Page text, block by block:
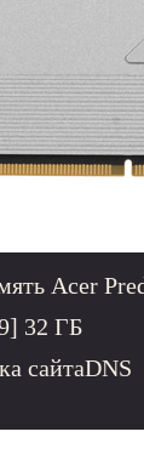
Acer
32 ГБ
DNS